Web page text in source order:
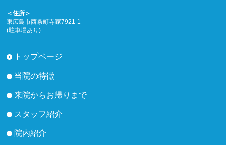
＜住所＞
東広島市西条町寺家7921-1
(駐車場あり)
トップページ
当院の特徴
来院からお帰りまで
スタッフ紹介
院内紹介